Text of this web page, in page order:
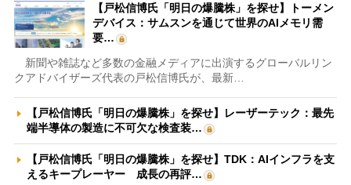
【戸松信博氏「明日の爆騰株」を探せ】トーメン
デバイス：サムスンを通じて世界のAIメモリ需
要…
新聞や雑誌など多数の金融メディアに出演するグローバルリン
クアドバイザーズ代表の戸松信博氏が、最新…
【戸松信博氏「明日の爆騰株」を探せ】レーザーテック：最先
端半導体の製造に不可欠な検査装…
【戸松信博氏「明日の爆騰株」を探せ】TDK：AIインフラを支
えるキープレーヤー 成長の再評…